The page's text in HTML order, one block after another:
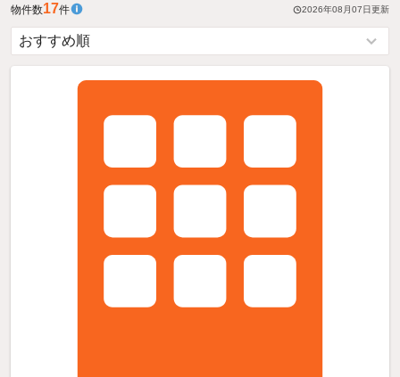
物件数17件 2026年08月07日更新